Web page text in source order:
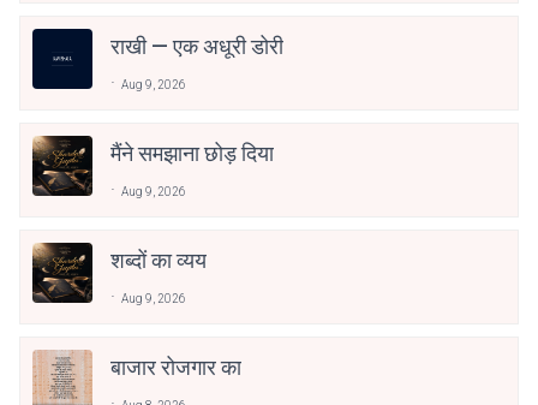
राखी — एक अधूरी डोरी
Aug 9, 2026
मैंने समझाना छोड़ दिया
Aug 9, 2026
शब्दों का व्यय
Aug 9, 2026
बाजार रोजगार का